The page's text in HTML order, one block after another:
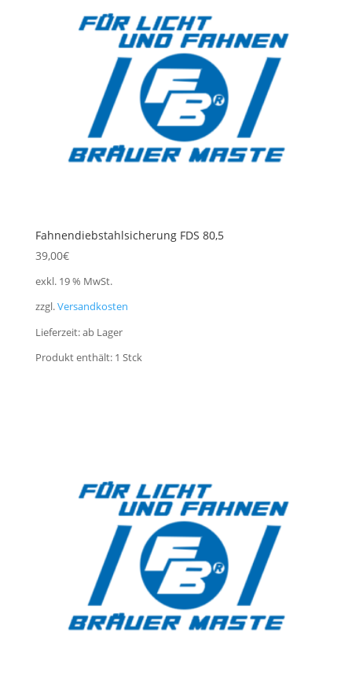
Fahnendiebstahlsicherung FDS 80,5
39,00€
exkl. 19 % MwSt.
zzgl.Versandkosten
Lieferzeit:ab Lager
Produkt enthält: 1 Stck